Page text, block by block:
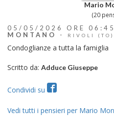
Mario
(20
05/05/2026 ORE
MONTANO
- RIVOLI (TO)
Condoglianze a tutta la famiglia
Scritto da: Adduce Giuseppe
Condividi su
Vedi tutti i pensieri per Mario